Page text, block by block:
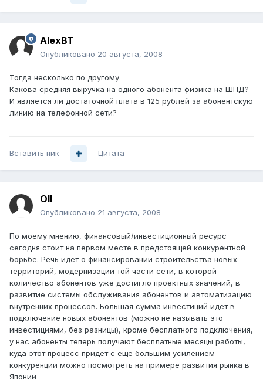
AlexBT
Опубликовано 20 августа, 2008
Тогда несколько по другому.
Какова средняя выручка на одного абонента физика на ШПД?
И является ли достаточной плата в 125 рублей за абонентскую
линию на телефонной сети?
Вставить ник Цитата
Oll
Опубликовано 21 августа, 2008
По моему мнению, финансовый/инвестиционный ресурс
сегодня стоит на первом месте в предстоящей конкурентной
борьбе. Речь идет о финансировании строительства новых
территорий, модернизации той части сети, в которой
количество абонентов уже достигло проектных значений, в
развитие системы обслуживания абонентов и автоматизацию
внутренних процессов. Большая сумма инвестиций идет в
подключение новых абонентов (можно не называть это
инвестициями, без разницы), кроме бесплатного подключения,
у нас абоненты теперь получают бесплатные месяцы работы,
куда этот процесс придет с еще большим усилением
конкуренции можно посмотреть на примере развития рынка в
Японии